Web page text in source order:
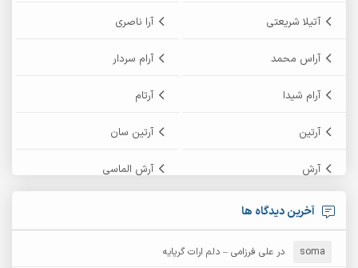
آتیلا شریعتی آرا ناصری
آراس محمد آرام سردار
آرام شیدا آرتام
آرتین آرتین سان
آرش آرش الماسی
آرش امامی
آخرین دیدگاه ها
soma در علی فرزامی – دلم ارات گریایه